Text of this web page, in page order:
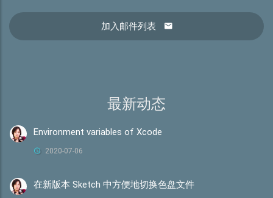
加入邮件列表
最新动态
Environment variables of Xcode
2020-07-06
在新版本 Sketch 中方便地切换色盘文件